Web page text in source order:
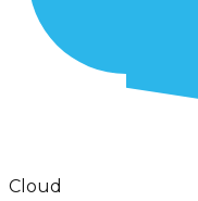
Cloud